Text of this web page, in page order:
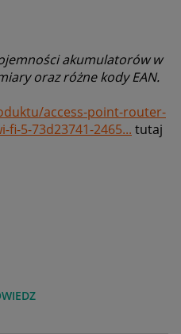
akumulatorów w
oraz różne kody EAN.
access-point-router-
fi-5-73d23741-2465... tutaj